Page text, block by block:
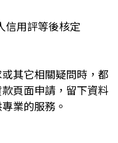
信用評等後核定
其它相關疑問時，都
頁面申請，留下資料
業的服務。